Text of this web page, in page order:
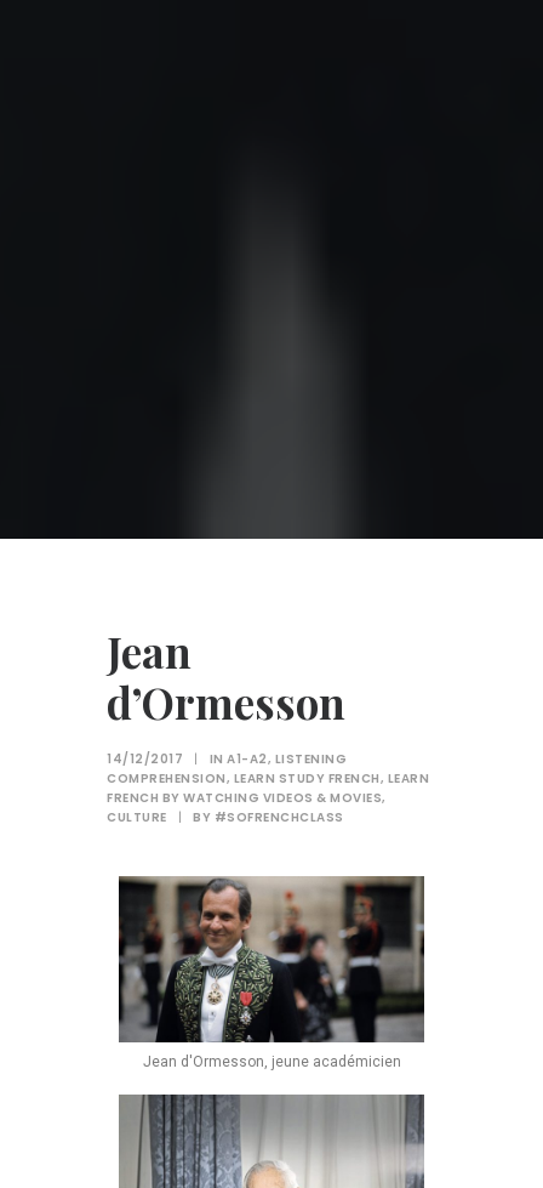
Jean
d’Ormesson
14/12/2017 | IN A1-A2, LISTENING
COMPREHENSION, LEARN STUDY FRENCH, LEARN
FRENCH BY WATCHING VIDEOS & MOVIES,
CULTURE
| BY #SOFRENCHCLASS
Jean d'Ormesson, jeune académicien